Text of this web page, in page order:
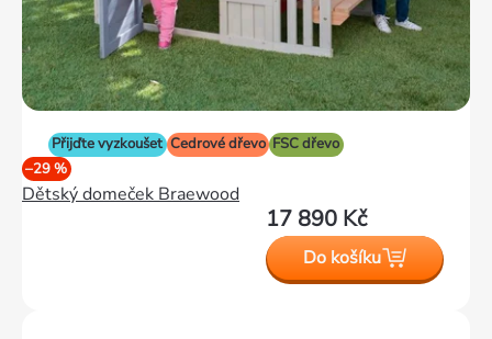
Přijďte vyzkoušet Cedrové dřevo FSC dřevo
–29 %
Dětský domeček Braewood
17 890 Kč
Do košíku